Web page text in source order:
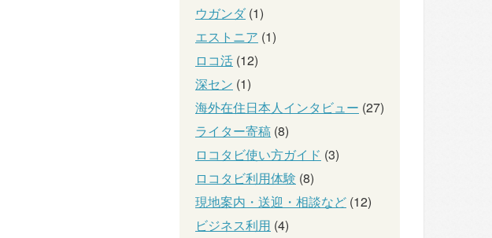
ウガンダ(1)
エストニア (1)
ロコ活 (12)
深セン (1)
海外在住日本人インタビュー (27)
ライター寄稿 (8)
ロコタビ使い方ガイド (3)
ロコタビ利用体験 (8)
現地案内・送迎・相談など (12)
ビジネス利用 (4)